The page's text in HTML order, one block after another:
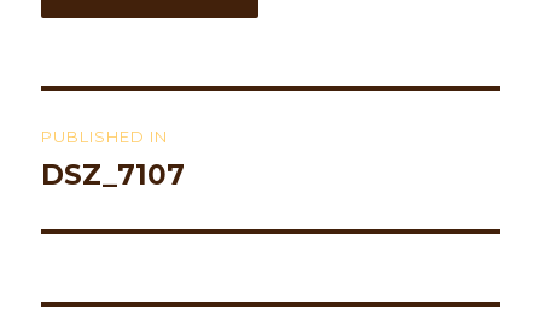
navigation
PUBLISHED IN
DSZ_7107